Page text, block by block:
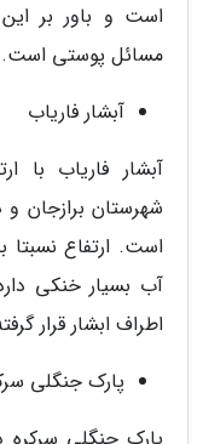
است و باور بر
مسائل پوستی است.
آبشار فاریاب
شهرستان برازجان و
است. ارتفاع نسبتا
آب بسیار خنکی
اطراف ابشار قرار
پارک جنگلی